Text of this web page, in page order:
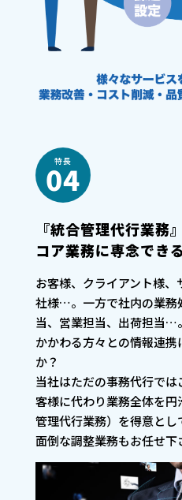
特長
04
『統合管理代行業務』
コア業務に専念でき
お客様、クライアント様
社様…。一方で社内の業務
当、営業担当、出荷担当…
かかわる方々との情報連
か？
当社はただの事務代行で
客様に代わり業務全体を
管理代行業務）を得意とし
面倒な調整業務もお任せ下